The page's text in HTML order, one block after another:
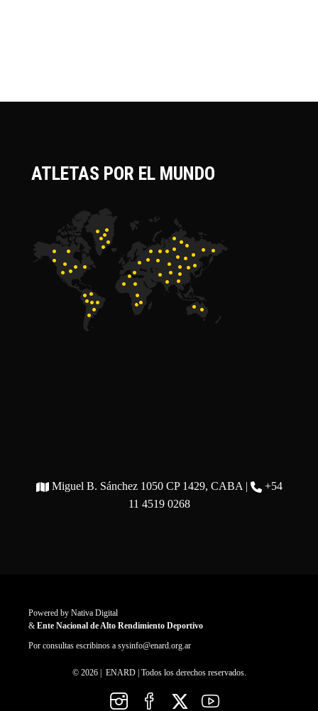
ATLETAS POR EL MUNDO
Miguel B. Sánchez 1050 CP 1429, CABA |
+54
11 4519 0268
Powered by Nativa Digital
& Ente Nacional de Alto Rendimiento Deportivo
Por consultas escribinos a sysinfo@enard.org.ar
© 2026 | ENARD | Todos los derechos reservados.